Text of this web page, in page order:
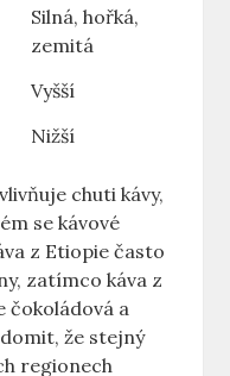
Silná, hořká,
zemitá
Vyšší
Nižší
chuti kávy,
se kávové
z Etiopie často
zatímco káva z
čokoládová a
že stejný
regionech